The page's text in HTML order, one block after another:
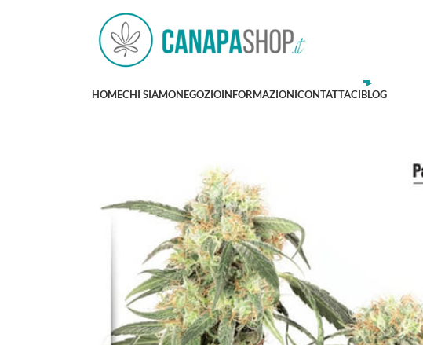
HOMECHI SIAMONEGOZIOINFORMAZIONICONTATTACIBLOG